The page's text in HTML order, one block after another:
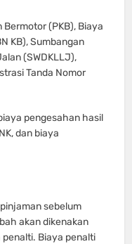
(PKB), Biaya
KB), Sumbangan
(SWDKLLJ),
Tanda Nomor
pengesahan hasil
dan biaya
sebelum
akan dikenakan
Biaya penalti